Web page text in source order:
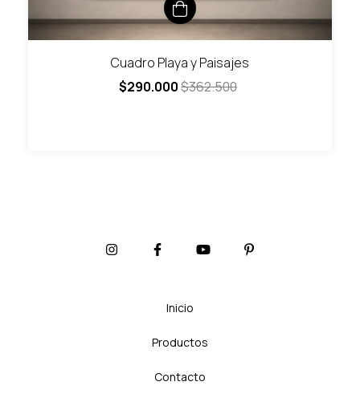
Cuadro Playa y Paisajes
$290.000$362.500
Inicio
Productos
Contacto